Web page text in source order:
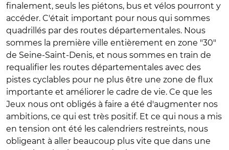
finalement, seuls les piétons, bus et vélos pourront y
accéder. C'était important pour nous qui sommes
quadrillés par des routes départementales. Nous
sommes la première ville entièrement en zone "30"
de Seine-Saint-Denis, et nous sommes en train de
requalifier les routes départementales avec des
pistes cyclables pour ne plus être une zone de flux
importante et améliorer le cadre de vie. Ce que les
Jeux nous ont obligés à faire a été d'augmenter nos
ambitions, ce qui est très positif. Et ce qui nous a mis
en tension ont été les calendriers restreints, nous
obligeant à aller beaucoup plus vite que dans une